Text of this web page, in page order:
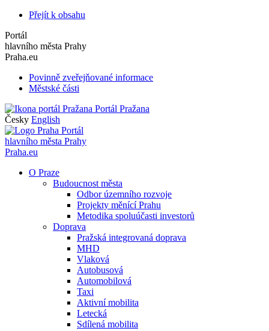
Přejít k obsahu
Portál
hlavního města Prahy
Praha.eu
Povinně zveřejňované informace
Městské části
Portál Pražana
Česky English
Portál
hlavního města Prahy
Praha.eu
O Praze
Budoucnost města
Odbor územního rozvoje
Projekty měnící Prahu
Metodika spoluúčasti investorů
Doprava
Pražská integrovaná doprava
MHD
Vlaková
Autobusová
Automobilová
Taxi
Aktivní mobilita
Letecká
Sdílená mobilita